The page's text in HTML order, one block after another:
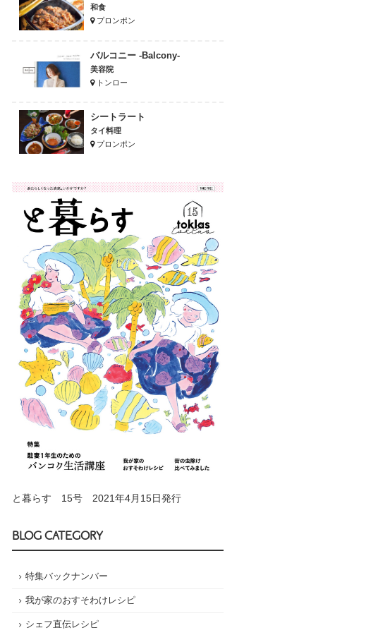
和食
プロンポン
バルコニー -Balcony-
美容院
トンロー
シートラート
タイ料理
プロンポン
と暮らす 15号 2021年4月15日発行
BLOG CATEGORY
特集バックナンバー
我が家のおすそわけレシピ
シェフ直伝レシピ